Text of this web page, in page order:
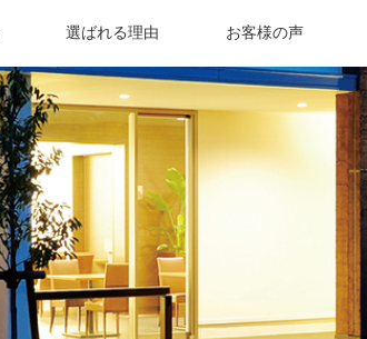
選ばれる理由 お客様の声